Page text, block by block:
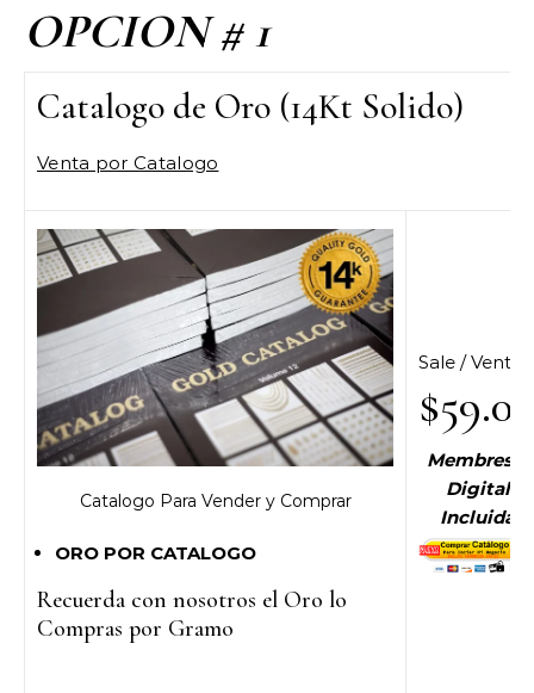
OPCION # 1
Catalogo de Oro (14Kt Solido)
Venta por Catalogo
Catalogo Para Vender y Comprar
ORO POR CATALOGO
Recuerda con nosotros el Oro lo
Compras por Gramo
Sale / Venta
Membresia
Digital
Incluida